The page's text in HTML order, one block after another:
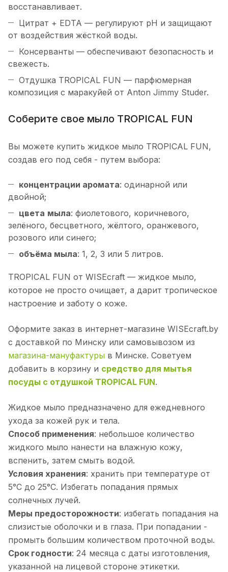
восстанавливает.
Цитрат + EDTA — регулируют pH и защищают
от воздействия жёсткой воды.
Консерванты — обеспечивают безопасность и
свежесть.
Отдушка TROPICAL FUN — парфюмерная
композиция с маракуйей от Anton Jimmy Studer.
Соберите свое мыло TROPICAL FUN
Вы можете купить жидкое мыло TROPICAL FUN,
создав его под себя - путем выбора:
концентрации аромата: одинарной или
двойной;
цвета мыла: фиолетового, коричневого,
зелёного, бесцветного, жёлтого, оранжевого,
розового или синего;
объёма мыла: 1, 2, 3 или 5 литров.
TROPICAL FUN от WISEcraft — жидкое мыло,
которое не просто очищает, а дарит тропическое
настроение и заботу о коже.
Оформите заказ в интернет-магазине WISEcraft.by
с доставкой по Минску или самовывозом из
магазина-мануфактуры в Минске. Советуем
добавить в корзину и средство для мытья
посуды с отдушкой TROPICAL FUN.
Жидкое мыло предназначено для ежедневного
ухода за кожей рук и тела.
Способ применения: небольшое количество
жидкого мыло нанести на влажную кожу,
вспенить, затем смыть водой.
Условия хранения: хранить при температуре от
5°С до 25°С. Избегать попадания прямых
солнечных лучей.
Меры предосторожности: избегать попадания на
слизистые оболочки и в глаза. При попадании -
промыть большим количеством проточной воды.
Срок годности: 24 месяца с даты изготовления,
указанной на лицевой стороне этикетки.